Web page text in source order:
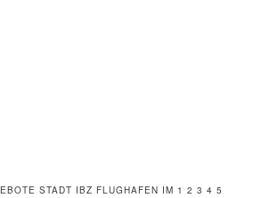
STADT IBZ FLUGHAFEN IM 1 2 3 4 5